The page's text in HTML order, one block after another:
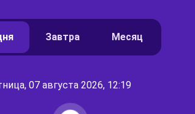
Завтра Месяц
07 августа 2026, 12:19